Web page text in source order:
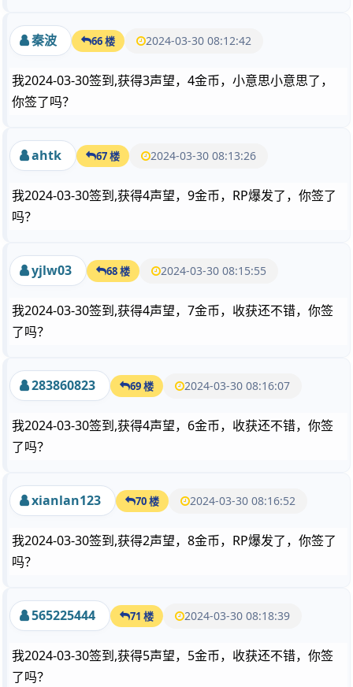
秦波 66 楼 2024-03-30 08:12:42
我2024-03-30签到,获得3声望，4金币，小意思小意思了，
你签了吗？
ahtk 67 楼 2024-03-30 08:13:26
我2024-03-30签到,获得4声望，9金币，RP爆发了，你签了
吗？
yjlw03 68 楼 2024-03-30 08:15:55
我2024-03-30签到,获得4声望，7金币，收获还不错，你签
了吗？
283860823 69 楼 2024-03-30 08:16:07
我2024-03-30签到,获得4声望，6金币，收获还不错，你签
了吗？
xianlan123 70 楼 2024-03-30 08:16:52
我2024-03-30签到,获得2声望，8金币，RP爆发了，你签了
吗？
565225444 71 楼 2024-03-30 08:18:39
我2024-03-30签到,获得5声望，5金币，收获还不错，你签
了吗？